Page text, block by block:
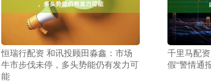
恒瑞行配资 和讯投顾田淼鑫：市场
牛市步伐未停，多头势能仍有发力可
能
千里马配
假“警情通